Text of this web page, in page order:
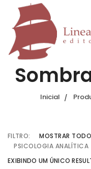
Inicial
FILTRO: MOSTRAR
PSICOLOGIA ANALÍTICA
EXIBINDO UM ÚNICO